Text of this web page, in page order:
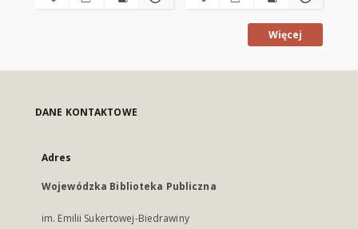
Więcej
DANE KONTAKTOWE
Adres
Wojewódzka Biblioteka Publiczna
im. Emilii Sukertowej-Biedrawiny